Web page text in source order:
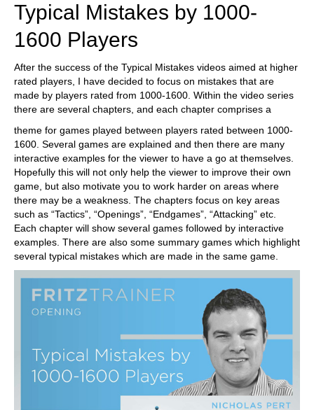
Typical Mistakes by 1000-
1600 Players
After the success of the Typical Mistakes videos aimed at higher
rated players, I have decided to focus on mistakes that are
made by players rated from 1000-1600. Within the video series
there are several chapters, and each chapter comprises a
theme for games played between players rated between 1000-
1600. Several games are explained and then there are many
interactive examples for the viewer to have a go at themselves.
Hopefully this will not only help the viewer to improve their own
game, but also motivate you to work harder on areas where
there may be a weakness. The chapters focus on key areas
such as “Tactics”, “Openings”, “Endgames”, “Attacking” etc.
Each chapter will show several games followed by interactive
examples. There are also some summary games which highlight
several typical mistakes which are made in the same game.